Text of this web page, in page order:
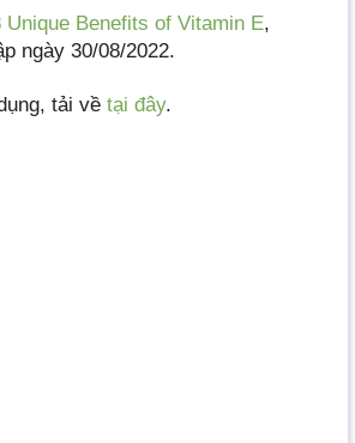
Unique Benefits of Vitamin E,
ngày 30/08/2022.
tải về tại đây.